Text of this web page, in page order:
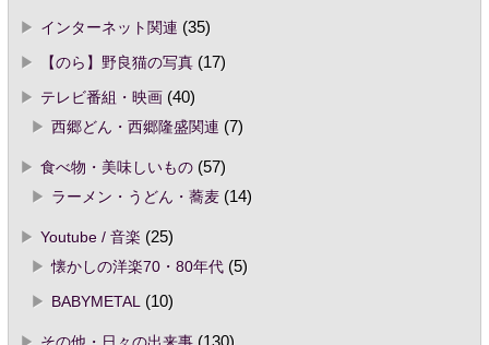
インターネット関連 (35)
【のら】野良猫の写真(17)
テレビ番組・映画(40)
西郷どん・西郷隆盛関連 (7)
食べ物・美味しいもの(57)
ラーメン・うどん・蕎麦(14)
Youtube / 音楽 (25)
懐かしの洋楽70・80年代(5)
BABYMETAL
(10)